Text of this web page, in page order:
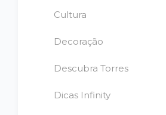
Cultura
Decoração
Descubra Torres
Dicas Infinity